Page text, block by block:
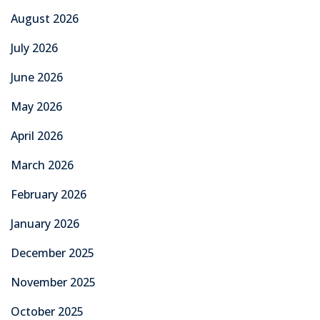
August 2026
July 2026
June 2026
May 2026
April 2026
March 2026
February 2026
January 2026
December 2025
November 2025
October 2025